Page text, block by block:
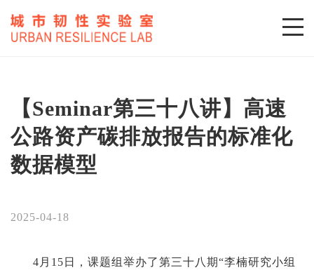
【Seminar第三十八讲】高速
公路资产碳排放报告的标准化
数据模型
2025-04-18
4月15日，课题组举办了第三十八期“李楠研究小组